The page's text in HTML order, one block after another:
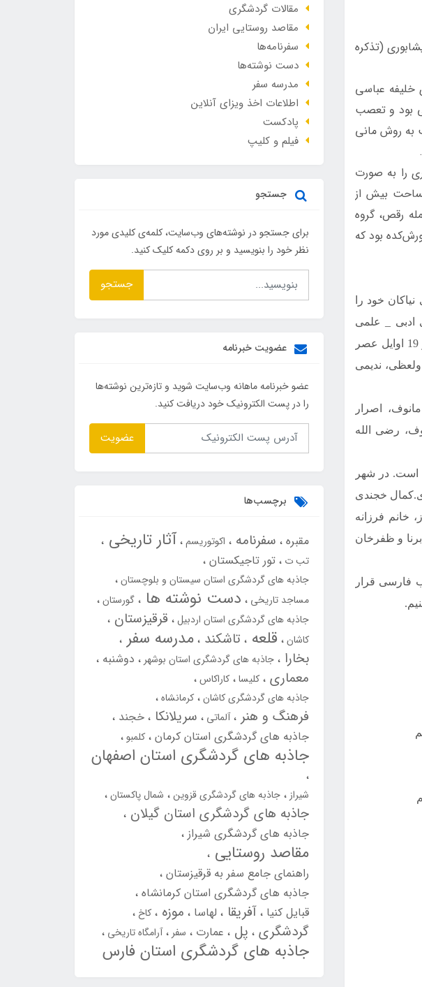
(تذكره
خليفه عباسی
بود و تعصب
به روش مانی
را به صورت
بيش از
رقص‌، گروه
بود كه
خود را
در استروشن محفل های ادبی _ علمی
شاعران، ادیبان عالمان و سایر روشنفکران، عمل رونق خاص خود را داشته است. در آخر عصر 19 اوایل عصر
ندیمی
اصرار
رضی الله
است. در شهر
خجندی
خانم فرزانه
و ظفرخان
فارسی قرار
مقالات گردشگری
مقاصد روستایی ایران
سفرنامه‌ها
دست نوشته‌ها
مدرسه سفر
اطلاعات اخذ ویزای آنلاین
پادکست
فیلم و کلیپ
جستجو
برای جستجو در نوشته‌های وب‌سایت، کلمه‌ی کلیدی مورد
نظر خود را بنویسید و بر روی دکمه کلیک کنید.
جستجو
عضویت خبرنامه
عضو خبرنامه ماهانه وب‌سایت شوید و تازه‌ترین نوشته‌ها
را در پست الکترونیک خود دریافت کنید.
عضویت
برچسب‌ها
مقبره سفرنامه اکوتوریسم آثار تاریخی
تب ت تور تاجیکستان
جاذبه های گردشگری استان سیستان و بلوچستان
مساجد تاریخی دست نوشته ها گورستان
جاذبه های گردشگری استان اردبیل قرقیزستان
کاشان قلعه تاشکند مدرسه سفر
بخارا جاذبه های گردشگری استان بوشهر دوشنبه
معماری کلیسا کاراکاس
جاذبه های گردشگری کاشان کرمانشاه
فرهنگ و هنر آلماتی سریلانکا خجند
جاذبه های گردشگری استان کرمان کلمبو
جاذبه های گردشگری استان اصفهان
شیراز جاذبه های گردشگری قزوین شمال پاکستان
جاذبه های گردشگری استان گیلان
جاذبه های گردشگری شیراز
مقاصد روستایی
راهنمای جامع سفر به قرقیزستان
جاذبه های گردشگری استان کرمانشاه
قبایل کنیا آفریقا لهاسا موزه کاخ
گردشگری پل عمارت سفر آرامگاه تاریخی
جاذبه های گردشگری استان فارس